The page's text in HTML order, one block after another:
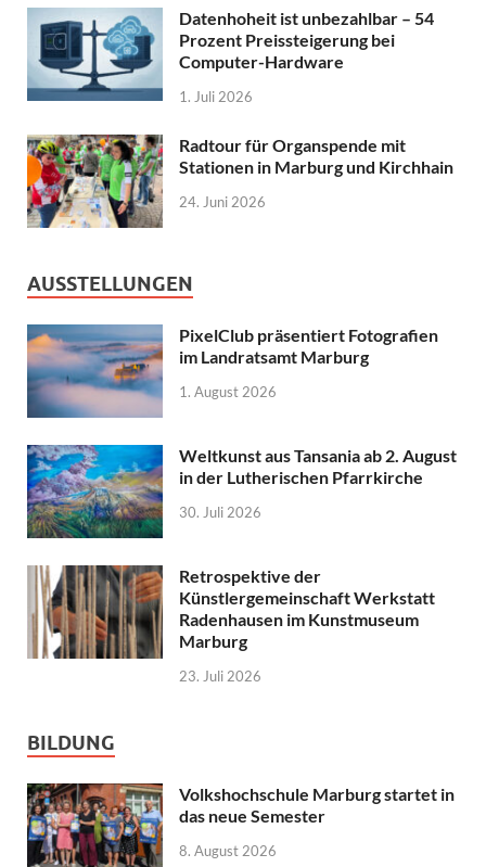
Datenhoheit ist unbezahlbar – 54
Prozent Preissteigerung bei
Computer-Hardware
1. Juli 2026
Radtour für Organspende mit
Stationen in Marburg und Kirchhain
24. Juni 2026
AUSSTELLUNGEN
PixelClub präsentiert Fotografien
im Landratsamt Marburg
1. August 2026
Weltkunst aus Tansania ab 2. August
in der Lutherischen Pfarrkirche
30. Juli 2026
Retrospektive der
Künstlergemeinschaft Werkstatt
Radenhausen im Kunstmuseum
Marburg
23. Juli 2026
BILDUNG
Volkshochschule Marburg startet in
das neue Semester
8. August 2026